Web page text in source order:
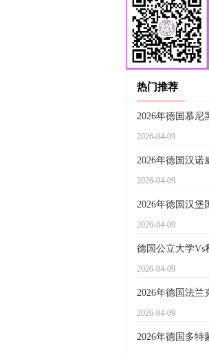
热门推荐
2026年德国慕尼
2026-04-09
2026年德国汉诺
2026-04-09
2026年德国汉堡
2026-04-09
德国公立大学Vs
2026-04-09
2026年德国法兰
2026-04-09
2026年德国多特